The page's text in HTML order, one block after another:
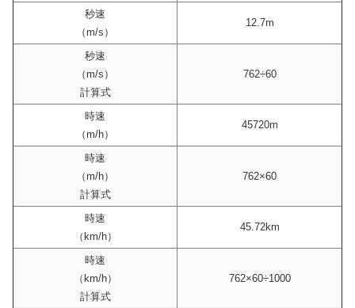
秒速
（m/s）
12.7m
秒速
（m/s）
計算式
762÷60
時速
（m/h）
45720m
時速
（m/h）
計算式
762×60
時速
（km/h）
45.72km
時速
（km/h）
計算式
762×60÷1000